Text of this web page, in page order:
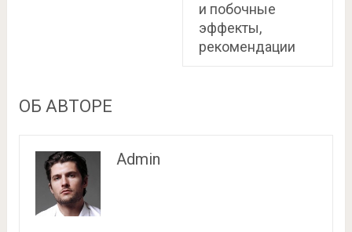
и побочные
эффекты,
рекомендации
ОБ АВТОРЕ
Admin